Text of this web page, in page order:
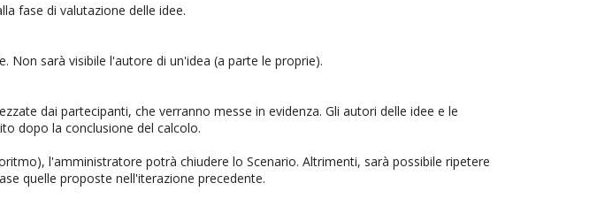
fase di valutazione delle idee.
sarà visibile l'autore di un'idea (a parte le proprie).
dai partecipanti, che verranno messe in evidenza. Gli autori delle idee e le
dopo la conclusione del calcolo.
l'amministratore potrà chiudere lo Scenario. Altrimenti, sarà possibile ripetere
quelle proposte nell'iterazione precedente.